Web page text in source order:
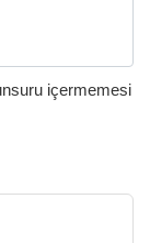
içermemesi